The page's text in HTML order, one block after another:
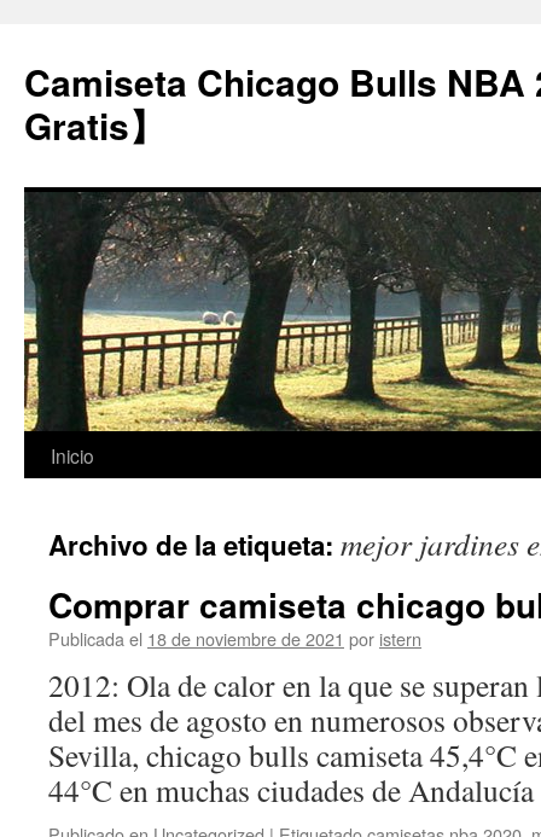
Camiseta Chicago Bulls NBA
Gratis】
Saltar
contenido
Inicio
Archivo de la etiqueta: mejor jardines
Comprar camiseta chicago
Publicada el 18 de noviembre de 2021 por istern
2012: Ola de calor en la que se
del mes de agosto en numerosos
Sevilla, chicago bulls camiseta 45,4°C
44°C en muchas ciudades de